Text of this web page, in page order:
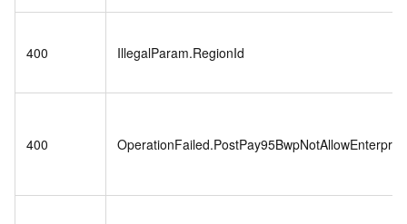
400 IllegalParam.RegionId
400